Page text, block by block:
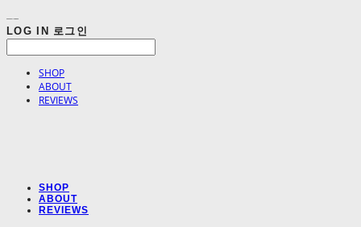
LOG IN 로그인
SHOP
ABOUT
REVIEWS
SHOP
ABOUT
REVIEWS